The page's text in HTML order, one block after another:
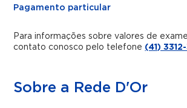
Pagamento particular
Para informações sobre valores de
contato conosco pelo telefone (41)
Sobre a Rede D'Or